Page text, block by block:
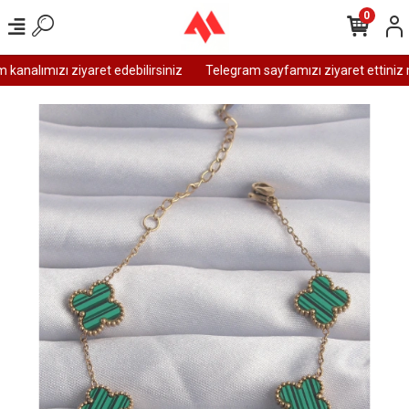
ziyaret edebilirsiniz Telegram sayfamızı ziyaret ettiniz
0